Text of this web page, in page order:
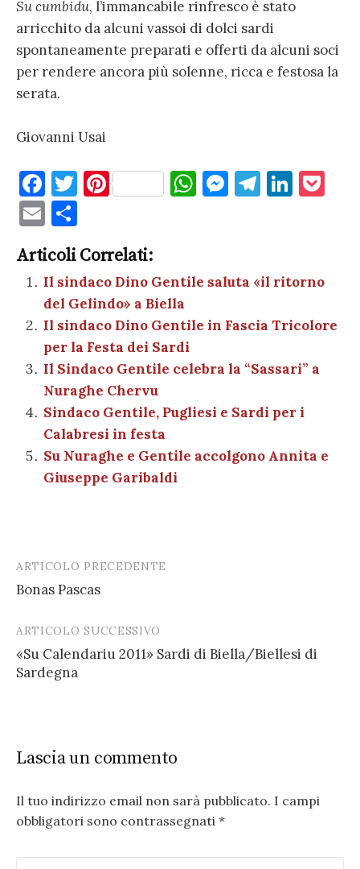
Su cumbidu, l’immancabile rinfresco è stato
arricchito da alcuni vassoi di dolci sardi
spontaneamente preparati e offerti da alcuni soci
per rendere ancora più solenne, ricca e festosa la
serata.
Giovanni Usai
F
a
c
e
b
o
o
k
T
te
r
Pi
es
t
W
A
p
p
M
g
er
T
a
m
Li
dI
E
m
ai
l
n
di
vi
di
Articoli Correlati:
Il sindaco Dino Gentile saluta «il ritorno
del Gelindo» a Biella
Il sindaco Dino Gentile in Fascia Tricolore
per la Festa dei Sardi
Il Sindaco Gentile celebra la “Sassari” a
Nuraghe Chervu
Sindaco Gentile, Pugliesi e Sardi per i
Calabresi in festa
Su Nuraghe e Gentile accolgono Annita e
Giuseppe Garibaldi
Post
navigation
ARTICOLO PRECEDENTE
Bonas Pascas
ARTICOLO SUCCESSIVO
«Su Calendariu 2011» Sardi di Biella/Biellesi di
Sardegna
Lascia un commento
Il tuo indirizzo email non sarà pubblicato. I campi
obbligatori sono contrassegnati *